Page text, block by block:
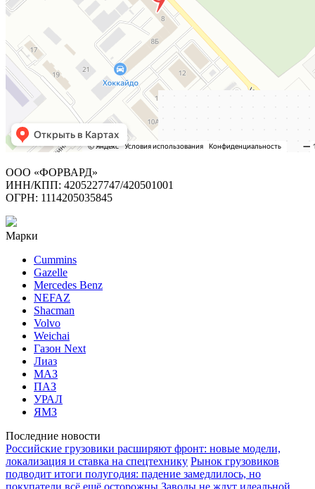
ООО «ФОРВАРД»
ИНН/КПП: 4205227747/420501001
ОГРН: 1114205035845
Марки
Cummins
Gazelle
Mercedes Benz
NEFAZ
Shacman
Volvo
Weichai
Газон Next
Лиаз
МАЗ
ПАЗ
УРАЛ
ЯМЗ
Последние новости
Российские грузовики расширяют фронт: новые модели,
локализация и ставка на спецтехнику Рынок грузовиков
подводит итоги полугодия: падение замедлилось, но